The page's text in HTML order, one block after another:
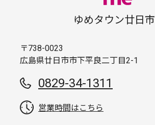
ゆめタウン廿日市
〒738-0023
広島県廿日市市下平良二丁目2-1
0829-34-1311
営業時間はこちら